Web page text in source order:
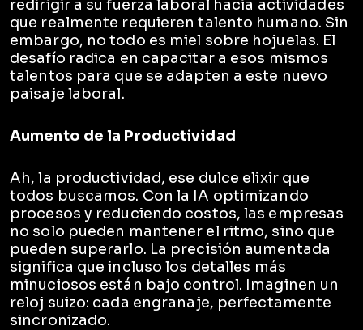
redirigir a su fuerza laboral hacia actividades
que realmente requieren talento humano. Sin
embargo, no todo es miel sobre hojuelas. El
desafío radica en capacitar a esos mismos
talentos para que se adapten a este nuevo
paisaje laboral.
Aumento de la Productividad
Ah, la productividad, ese dulce elixir que
todos buscamos. Con la IA optimizando
procesos y reduciendo costos, las empresas
no solo pueden mantener el ritmo, sino que
pueden superarlo. La precisión aumentada
significa que incluso los detalles más
minuciosos están bajo control. Imaginen un
reloj suizo: cada engranaje, perfectamente
sincronizado.